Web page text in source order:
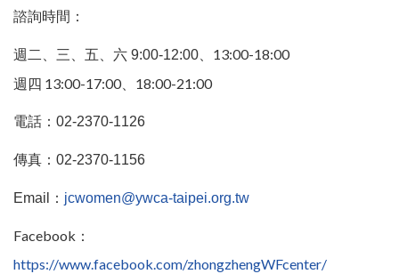
諮詢時間：
週二、三、五、六 9:00-12:00 、13:00-18:00
週四 13:00-17:00、18:00-21:00
電話：02-2370-1126
傳真：02-2370-1156
Email ： jcwomen@ywca-taipei.org.tw
Facebook：
https://www.facebook.com/zhongzhengWFcenter/